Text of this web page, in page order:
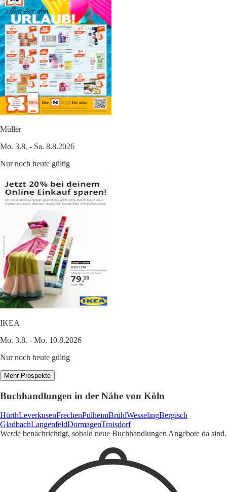
Müller
Mo. 3.8. - Sa. 8.8.2026
Nur noch heute gültig
IKEA
Mo. 3.8. - Mo. 10.8.2026
Nur noch heute gültig
Mehr Prospekte
Buchhandlungen in der Nähe von Köln
HürthLeverkusenFrechenPulheimBrühlWesselingBergisch
GladbachLangenfeldDormagenTroisdorf
Werde benachrichtigt, sobald neue Buchhandlungen Angebote da sind.